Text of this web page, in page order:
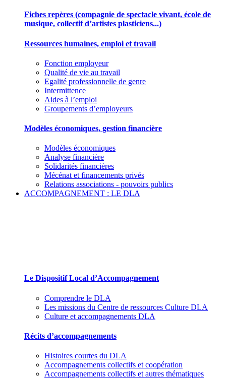
Fiches repères (compagnie de spectacle vivant, école de
musique, collectif d’artistes plasticiens...)
Ressources humaines, emploi et travail
Fonction employeur
Qualité de vie au travail
Egalité professionnelle de genre
Intermittence
Aides à l’emploi
Groupements d’employeurs
Modèles économiques, gestion financière
Modèles économiques
Analyse financière
Solidarités financières
Mécénat et financements privés
Relations associations - pouvoirs publics
ACCOMPAGNEMENT : LE DLA
Le Dispositif Local d’Accompagnement
Comprendre le DLA
Les missions du Centre de ressources Culture DLA
Culture et accompagnements DLA
Récits d’accompagnements
Histoires courtes du DLA
Accompagnements collectifs et coopération
Accompagnements collectifs et autres thématiques